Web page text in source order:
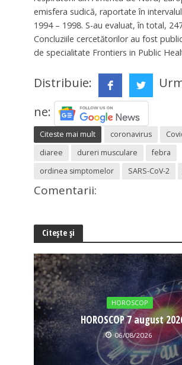
emisfera sudică, raportate în
1994 – 1998. S-au evaluat, în total,
Concluziile cercetătorilor au fost
de specialitate Frontiers in Public
Distribuie:
ne:
Citeste mai mult coronavirus
diaree
dureri musculare
febra
ordinea simptomelor
SARS-CoV-2
Comentarii:
Citește și
HOROSCOP
HOROSCOP 7 august
06/08/2026